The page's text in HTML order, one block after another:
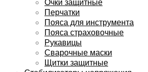
Перчатки
Пояса для инструмента
Пояса страховочные
Рукавицы
Сварочные маски
Щитки защитные